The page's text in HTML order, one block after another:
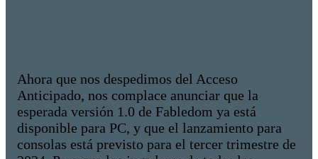
Ahora que nos despedimos del Acceso
Anticipado, nos complace anunciar que la
esperada versión 1.0 de Fabledom ya está
disponible para PC, y que el lanzamiento para
consolas está previsto para el tercer trimestre de